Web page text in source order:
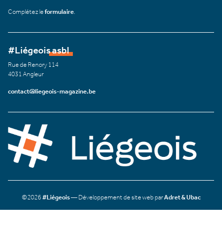
Complétez leformulaire
#Liégeois asbl
Rue de Renory 114
4031 Angleur
contact@liegeois-magazine.be
©2026#Liégeois— Développement de site web parAdret & Ubac